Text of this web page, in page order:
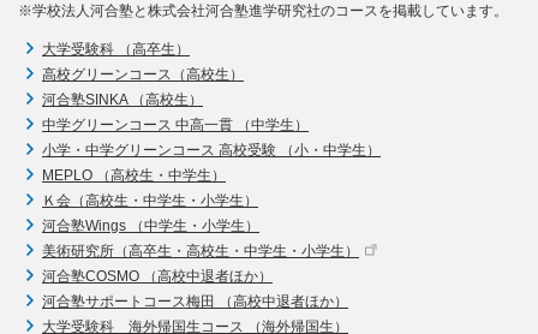
※学校法人河合塾と株式会社河合塾進学研究社のコースを掲載しています。
大学受験科 （高卒生）
高校グリーンコース（高校生）
河合塾SINKA （高校生）
中学グリーンコース 中高一貫 （中学生）
小学・中学グリーンコース 高校受験 （小・中学生）
MEPLO （高校生・中学生）
Ｋ会（高校生・中学生・小学生）
河合塾Wings （中学生・小学生）
美術研究所（高卒生・高校生・中学生・小学生）
河合塾COSMO （高校中退者ほか）
河合塾サポートコース梅田 （高校中退者ほか）
大学受験科 海外帰国生コース （海外帰国生）